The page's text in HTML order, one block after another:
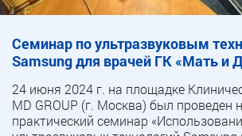
Семинар по ультразвуковым
Samsung для врачей ГК «Мать и
24 июня 2024 г. на площадке
MD GROUP (г. Москва) был проведен
практический семинар